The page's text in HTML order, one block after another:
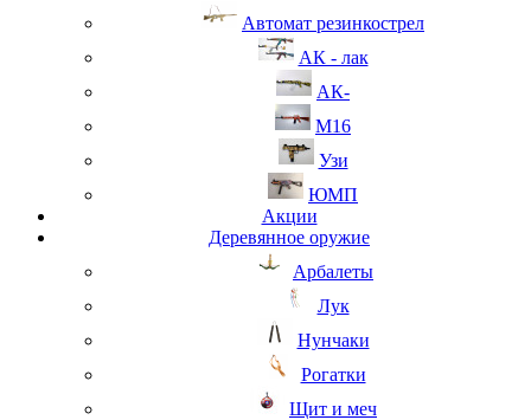
Автомат резинкострел
АК - лак
АК-
М16
Узи
ЮМП
Акции
Деревянное оружие
Арбалеты
Лук
Нунчаки
Рогатки
Щит и меч